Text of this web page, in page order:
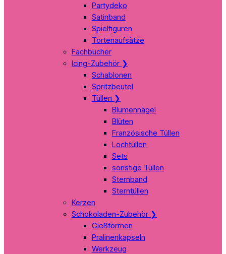
Partydeko
Satinband
Spielfiguren
Tortenaufsätze
Fachbücher
Icing-Zubehör ❯
Schablonen
Spritzbeutel
Tüllen ❯
Blumennägel
Blüten
Französische Tüllen
Lochtüllen
Sets
sonstige Tüllen
Sternband
Sterntüllen
Kerzen
Schokoladen-Zubehör ❯
Gießformen
Pralinenkapseln
Werkzeug